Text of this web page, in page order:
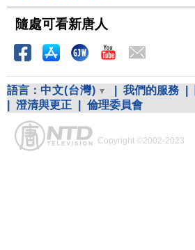
隨處可看新唐人
語言： 中文(台灣) 我們的服務
澄清與更正 倫理委員會
Copyright ©2002-2023